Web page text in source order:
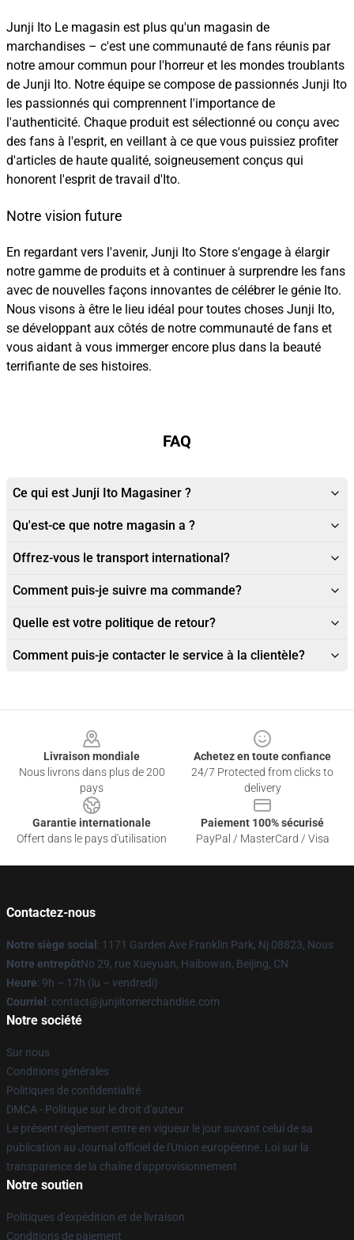
Junji Ito Le magasin est plus qu'un magasin de
marchandises – c'est une communauté de fans réunis par
notre amour commun pour l'horreur et les mondes troublants
de Junji Ito. Notre équipe se compose de passionnés Junji Ito
les passionnés qui comprennent l'importance de
l'authenticité. Chaque produit est sélectionné ou conçu avec
des fans à l'esprit, en veillant à ce que vous puissiez profiter
d'articles de haute qualité, soigneusement conçus qui
honorent l'esprit de travail d'Ito.
Notre vision future
En regardant vers l'avenir, Junji Ito Store s'engage à élargir
notre gamme de produits et à continuer à surprendre les fans
avec de nouvelles façons innovantes de célébrer le génie Ito.
Nous visons à être le lieu idéal pour toutes choses Junji Ito,
se développant aux côtés de notre communauté de fans et
vous aidant à vous immerger encore plus dans la beauté
terrifiante de ses histoires.
FAQ
Ce qui est Junji Ito Magasiner ?
Qu'est-ce que notre magasin a ?
Offrez-vous le transport international?
Comment puis-je suivre ma commande?
Quelle est votre politique de retour?
Comment puis-je contacter le service à la clientèle?
Livraison mondiale
Nous livrons dans plus de 200
pays
Achetez en toute confiance
24/7 Protected from clicks to
delivery
Garantie internationale
Offert dans le pays d'utilisation
Paiement 100% sécurisé
PayPal / MasterCard / Visa
Contactez-nous
Notre siège social : 1171 Garden Ave Franklin Park, Nj 08823, Nous
Notre entrepôtNo 29, rue Xueyuan, Haibowan, Beijing, CN
Heure: 9h – 17h (lu – vendredi)
Courriel : contact@junjiitomerchandise.com
Notre société
Sur nous
Conditions générales
Politiques de confidentialité
DMCA - Politique sur le droit d'auteur
Le présent règlement entre en vigueur le jour suivant celui de sa
publication au Journal officiel de l'Union européenne. Loi sur la
transparence de la chaîne d'approvisionnement
Notre soutien
Politiques d'expédition et de livraison
Conditions de paiement